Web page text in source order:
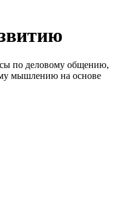
по деловому общению,
мышлению на основе